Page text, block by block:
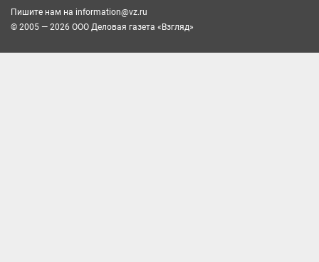
Пишите нам на information@vz.ru
© 2005 — 2026 ООО Деловая газета «Взгляд»